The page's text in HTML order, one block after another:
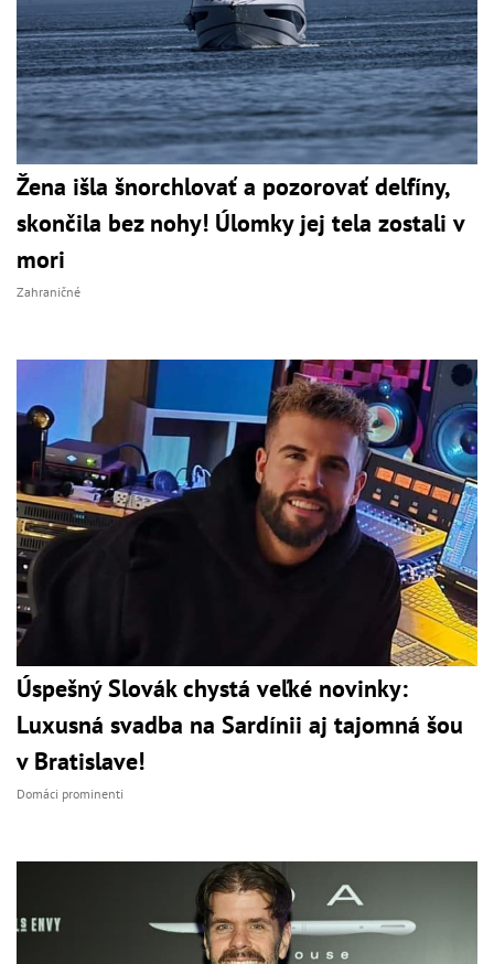
Žena išla šnorchlovať a pozorovať delfíny,
skončila bez nohy! Úlomky jej tela zostali v
mori
Zahraničné
Úspešný Slovák chystá veľké novinky:
Luxusná svadba na Sardínii aj tajomná šou
v Bratislave!
Domáci prominenti